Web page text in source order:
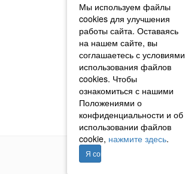
© 2011–2026 «Томавтотрейд»
Мы используем файлы
cookies для улучшения
работы сайта. Оставаясь
на нашем сайте, вы
соглашаетесь с условиями
использования файлов
cookies. Чтобы
ознакомиться с нашими
Положениями о
конфиденциальности и об
использовании файлов
cookie, нажмите здесь.
Я согласен